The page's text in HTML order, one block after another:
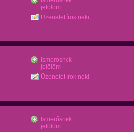
jelölöm
Üzenetet írok neki
Ismerősnek
jelölöm
Üzenetet írok neki
Ismerősnek
jelölöm